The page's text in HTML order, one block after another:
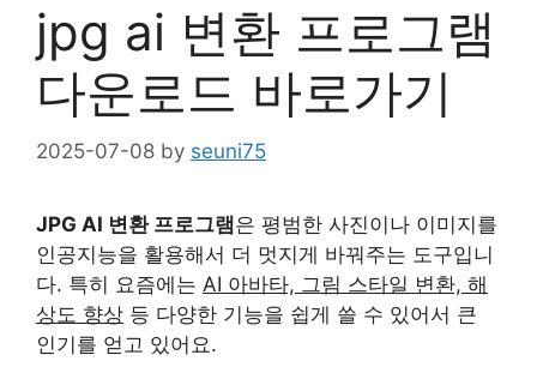
jpg ai 변환 프로그램
다운로드 바로가기
2025-07-08 by seuni75
JPG AI 변환 프로그램은 평범한 사진이나 이미지를
인공지능을 활용해서 더 멋지게 바꿔주는 도구입니
다. 특히 요즘에는 AI 아바타, 그림 스타일 변환, 해
상도 향상 등 다양한 기능을 쉽게 쓸 수 있어서 큰
인기를 얻고 있어요.